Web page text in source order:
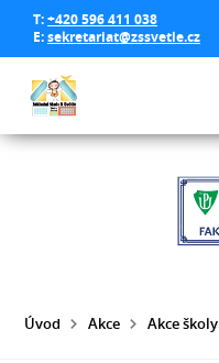
T:+420 596 411 038
E:sekretariat@zssvetle.cz
Úvod Akce Akce školy